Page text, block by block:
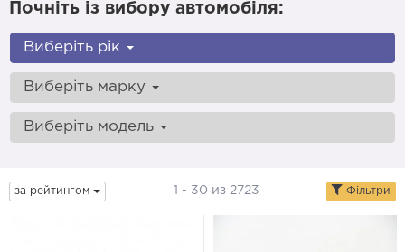
Почніть із вибору автомобіля:
Виберіть рік
Виберіть марку
Виберіть модель
за рейтингом 1 - 30 из 2723 Фільтри